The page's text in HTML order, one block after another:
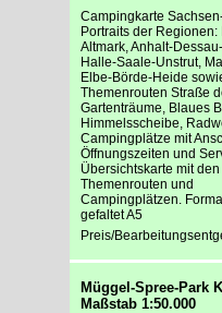
Campingkarte
Portraits der Regionen:
Altmark, Anhalt-
Halle-Saale-Unstrut,
Elbe-Börde-Heide
Themenrouten Straße
Gartenträume, Blaues
Himmelsscheibe,
Campingplätze mit
Öffnungszeiten und
Übersichtskarte mit den
Themenrouten und
Campingplätzen.
gefaltet A5
Preis/
Müggel-Spree-Park
Maßstab 1:50.000